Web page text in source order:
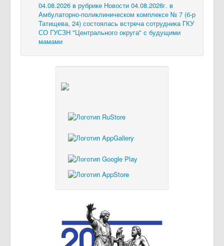
04.08.2026 в рубрике Новости 04.08.2026г. в
Амбулаторно-поликлиническом комплексе № 7 (б-р
Татищева, 24) состоялась встреча сотрудника ГКУ
СО ГУСЗН "Центрального округа" с будущими
мамами